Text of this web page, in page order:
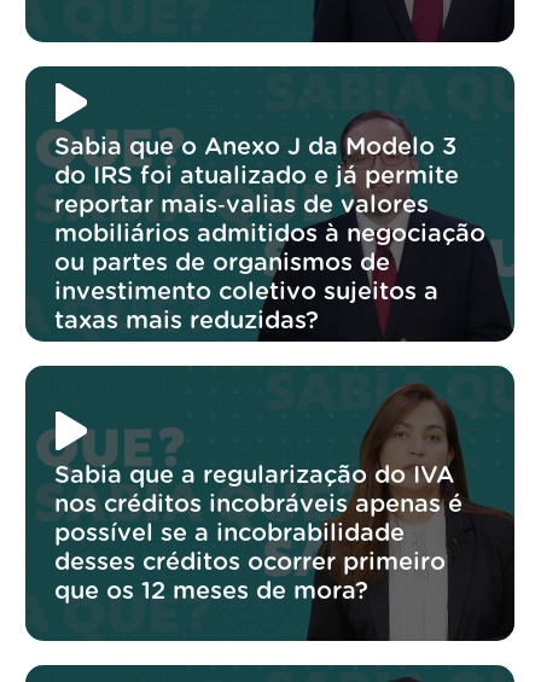
Sabia que o Anexo J da Modelo 3
do IRS foi atualizado e já permite
reportar mais‑valias de valores
mobiliários admitidos à negociação
ou partes de organismos de
investimento coletivo sujeitos a
taxas mais reduzidas?
Sabia que a regularização do IVA
nos créditos incobráveis apenas é
possível se a incobrabilidade
desses créditos ocorrer primeiro
que os 12 meses de mora?